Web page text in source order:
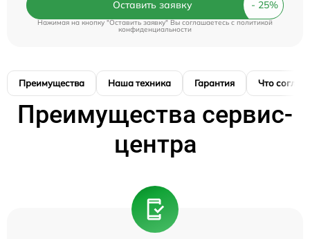
Оставить заявку
Нажимая на кнопку "Оставить заявку" Вы соглашаетесь cполитикой
конфиденциальности
Преимущества Наша техника Гарантия Что
Преимущества сервис-
центра